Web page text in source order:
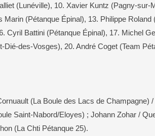
(Lunéville), 10. Xavier Kuntz (Pagny-
(Pétanque Épinal), 13. Philippe
Cyril Battini (Pétanque Épinal), 17. Michel
des-Vosges), 20. André Coget (Team
(La Boule des Lacs de Champagne)
Saint-Nabord/Eloyes) ; Johann Zohar /
(La Chti Pétanque 25).